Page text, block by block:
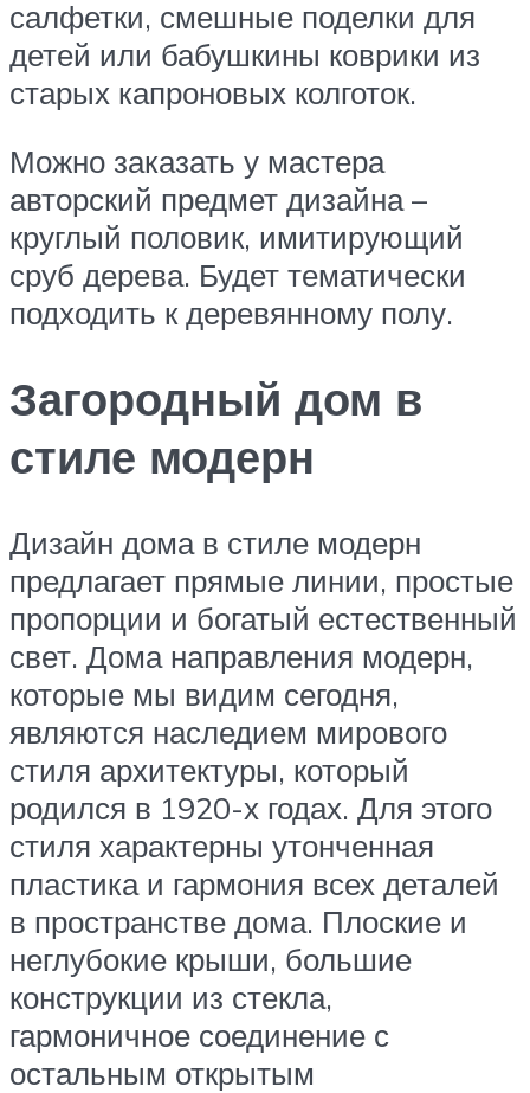
салфетки, смешные поделки для
детей или бабушкины коврики из
старых капроновых колготок.
Можно заказать у мастера
авторский предмет дизайна –
круглый половик, имитирующий
сруб дерева. Будет тематически
подходить к деревянному полу.
Загородный дом в
стиле модерн
Дизайн дома в стиле модерн
предлагает прямые линии, простые
пропорции и богатый естественный
свет. Дома направления модерн,
которые мы видим сегодня,
являются наследием мирового
стиля архитектуры, который
родился в 1920-х годах. Для этого
стиля характерны утонченная
пластика и гармония всех деталей
в пространстве дома. Плоские и
неглубокие крыши, большие
конструкции из стекла,
гармоничное соединение с
остальным открытым